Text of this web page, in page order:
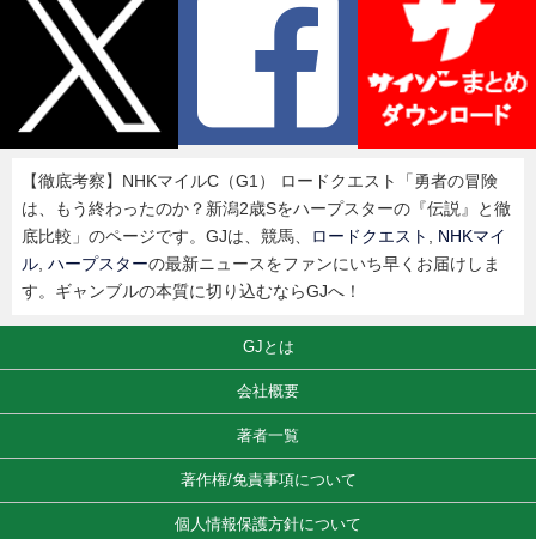
【徹底考察】NHKマイルC（G1） ロードクエスト「勇者の冒険
は、もう終わったのか？新潟2歳Sをハープスターの『伝説』と徹
底比較」のページです。GJは、競馬、
ロードクエスト
NHKマイ
ル ハープスターの最新ニュースをファンにいち早くお届けしま
す。ギャンブルの本質に切り込むならGJへ！
GJとは
会社概要
著者一覧
著作権/免責事項について
個人情報保護方針について